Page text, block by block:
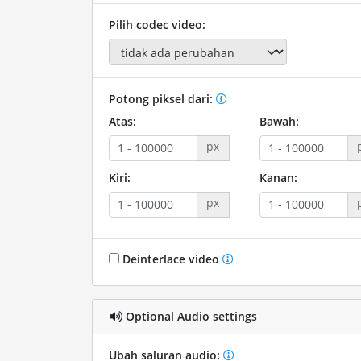
Pilih codec video:
Potong piksel dari:
Atas:
px
Bawah:
Kiri:
px
Kanan:
Deinterlace video
Optional Audio settings
Ubah saluran audio: